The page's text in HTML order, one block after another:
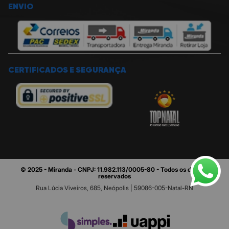
ENVIO
CERTIFICADOS E SEGURANÇA
© 2025 - Miranda - CNPJ: 11.982.113/0005-80 - Todos os direitos
reservados
Rua Lúcia Viveiros, 685, Neópolis | 59086-005-Natal-RN